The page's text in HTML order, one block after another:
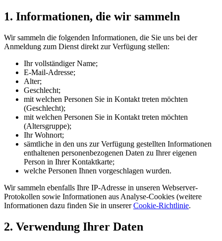
1. Informationen, die wir sammeln
Wir sammeln die folgenden Informationen, die Sie uns bei der
Anmeldung zum Dienst direkt zur Verfügung stellen:
Ihr vollständiger Name;
E-Mail-Adresse;
Alter;
Geschlecht;
mit welchen Personen Sie in Kontakt treten möchten
(Geschlecht);
mit welchen Personen Sie in Kontakt treten möchten
(Altersgruppe);
Ihr Wohnort;
sämtliche in den uns zur Verfügung gestellten Informationen
enthaltenen personenbezogenen Daten zu Ihrer eigenen
Person in Ihrer Kontaktkarte;
welche Personen Ihnen vorgeschlagen wurden.
Wir sammeln ebenfalls Ihre IP-Adresse in unseren Webserver-
Protokollen sowie Informationen aus Analyse-Cookies (weitere
Informationen dazu finden Sie in unsererCookie-Richtlinie.
2. Verwendung Ihrer Daten